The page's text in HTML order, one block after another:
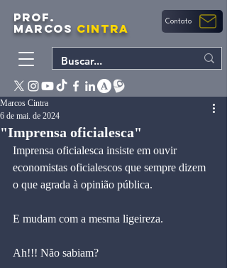
PROF.
MARCOS CINTRA Contato
"Imprensa oficialesca"
Marcos Cintra
6 de mai. de 2024
Imprensa oficialesca insiste em ouvir
economistas oficialescos que sempre dizem
o que agrada à opinião pública.
E mudam com a mesma ligeireza.
Ah!!! Não sabiam?